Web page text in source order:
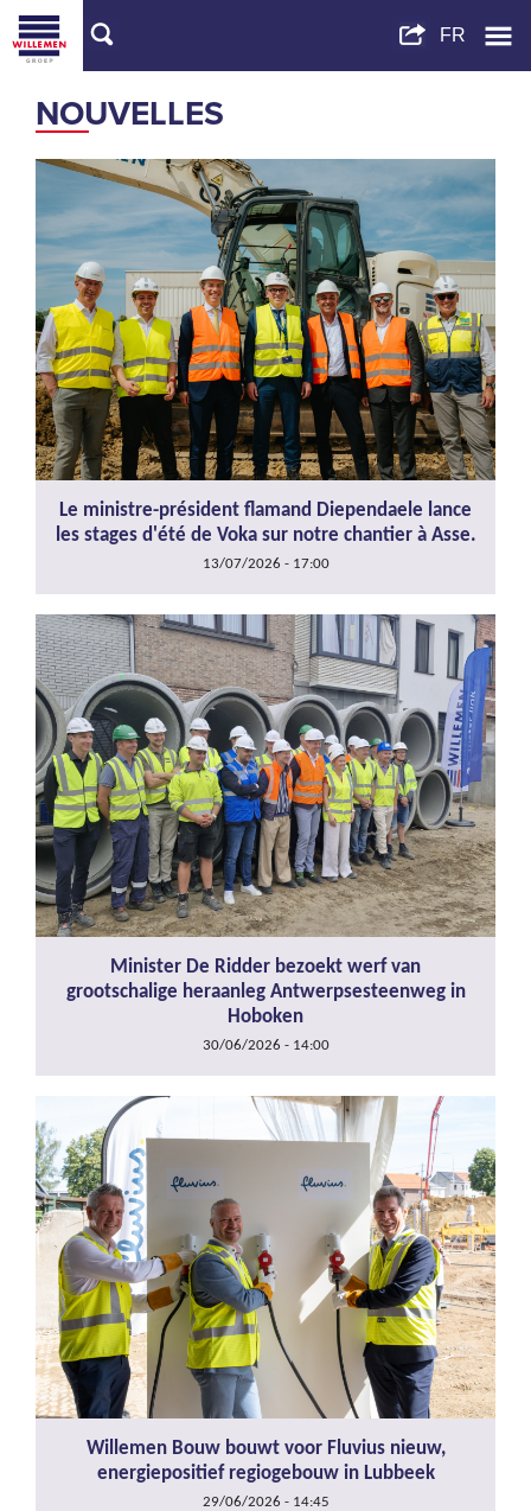
NOUVELLES
Le ministre-président flamand Diependaele lance
les stages d'été de Voka sur notre chantier à Asse.
13/07/2026 - 17:00
Minister De Ridder bezoekt werf van
grootschalige heraanleg Antwerpsesteenweg in
Hoboken
30/06/2026 - 14:00
Willemen Bouw bouwt voor Fluvius nieuw,
energiepositief regiogebouw in Lubbeek
29/06/2026 - 14:45